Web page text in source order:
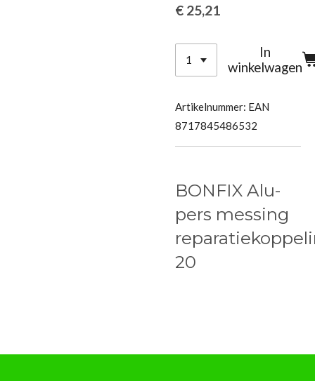
€ 25,21
In
winkelwagen
Artikelnummer: EAN
8717845486532
BONFIX Alu-
pers messing
20